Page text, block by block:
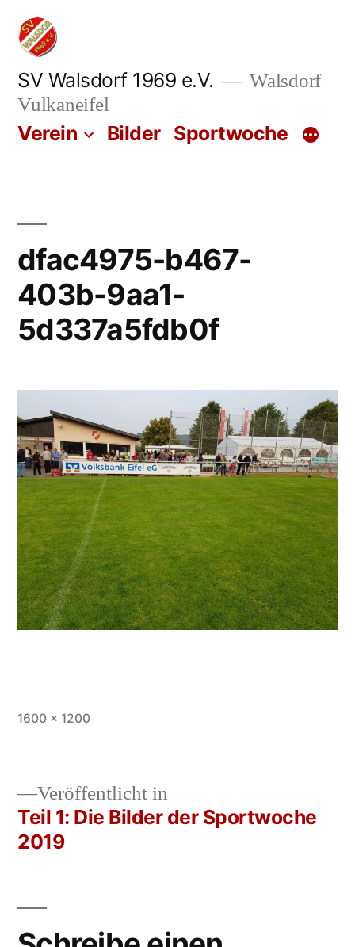
Zum
Inhalt
springen
SV Walsdorf 1969 e.V.
Walsdorf
Vulkaneifel
Verein Bilder Sportwoche
dfac4975-b467-
403b-9aa1-
5d337a5fdb0f
Vollständige
1600 × 1200
Beitrags-
Veröffentlicht in
Teil 1: Die Bilder der Sportwoche
2019